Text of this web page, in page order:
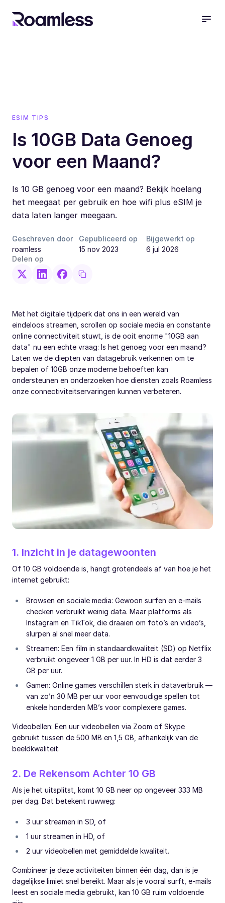
ESIM TIPS
Is 10GB Data Genoeg
voor een Maand?
Is 10 GB genoeg voor een maand? Bekijk hoelang
het meegaat per gebruik en hoe wifi plus eSIM je
data laten langer meegaan.
Geschreven door
roamless
Gepubliceerd op
15 nov 2023
Bijgewerkt op
6 jul 2026
Delen op
Met het digitale tijdperk dat ons in een wereld van
eindeloos streamen, scrollen op sociale media en constante
online connectiviteit stuwt, is de ooit enorme "10GB aan
data" nu een echte vraag: Is het genoeg voor een maand?
Laten we de diepten van datagebruik verkennen om te
bepalen of 10GB onze moderne behoeften kan
ondersteunen en onderzoeken hoe diensten zoals Roamless
onze connectiviteitservaringen kunnen verbeteren.
1. Inzicht in je datagewoonten
Of 10 GB voldoende is, hangt grotendeels af van hoe je het
internet gebruikt:
Browsen en sociale media: Gewoon surfen en e-mails
checken verbruikt weinig data. Maar platforms als
Instagram en TikTok, die draaien om foto’s en video’s,
slurpen al snel meer data.
Streamen: Een film in standaardkwaliteit (SD) op Netflix
verbruikt ongeveer 1 GB per uur. In HD is dat eerder 3
GB per uur.
Gamen: Online games verschillen sterk in dataverbruik —
van zo’n 30 MB per uur voor eenvoudige spellen tot
enkele honderden MB’s voor complexere games.
Videobellen: Een uur videobellen via Zoom of Skype
gebruikt tussen de 500 MB en 1,5 GB, afhankelijk van de
beeldkwaliteit.
2. De Rekensom Achter 10 GB
Als je het uitsplitst, komt 10 GB neer op ongeveer 333 MB
per dag. Dat betekent ruwweg:
3 uur streamen in SD, of
1 uur streamen in HD, of
2 uur videobellen met gemiddelde kwaliteit.
Combineer je deze activiteiten binnen één dag, dan is je
dagelijkse limiet snel bereikt. Maar als je vooral surft, e-mails
leest en sociale media gebruikt, kan 10 GB ruim voldoende